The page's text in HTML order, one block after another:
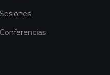
Sesiones
Conferencias